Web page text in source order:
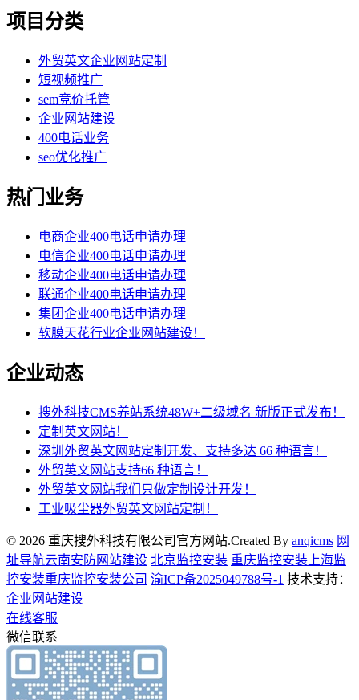
项目分类
外贸英文企业网站定制
短视频推广
sem竞价托管
企业网站建设
400电话业务
seo优化推广
热门业务
电商企业400电话申请办理
电信企业400电话申请办理
移动企业400电话申请办理
联通企业400电话申请办理
集团企业400电话申请办理
软膜天花行业企业网站建设！
企业动态
搜外科技CMS养站系统48W+二级域名 新版正式发布！
定制英文网站！
深圳外贸英文网站定制开发、支持多达 66 种语言！
外贸英文网站支持66 种语言！
外贸英文网站我们只做定制设计开发！
工业吸尘器外贸英文网站定制！
© 2026 重庆搜外科技有限公司官方网站.Created By anqicms 网
址导航云南安防网站建设 北京监控安装 重庆监控安装 上海监
控安装重庆监控安装公司 渝ICP备2025049788号-1 技术支持：
企业网站建设
在线客服
微信联系